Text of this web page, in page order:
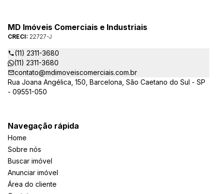
atender de verdade a sua necessidade!
MD Imóveis Comerciais e Industriais
CRECI: 22727-J
(11) 2311-3680
(11) 2311-3680
contato@mdimoveiscomerciais.com.br
Rua Joana Angélica, 150, Barcelona, São Caetano do Sul - SP
- 09551-050
Navegação rápida
Home
Sobre nós
Buscar imóvel
Anunciar imóvel
Área do cliente